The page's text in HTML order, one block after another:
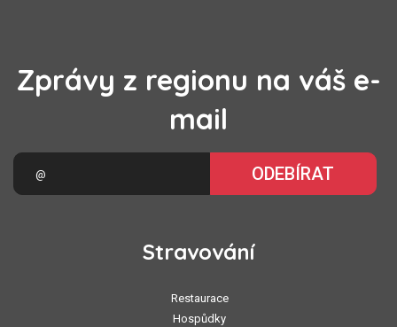
Zprávy z regionu na váš e-
mail
ODEBÍRAT
Stravování
Restaurace
Hospůdky